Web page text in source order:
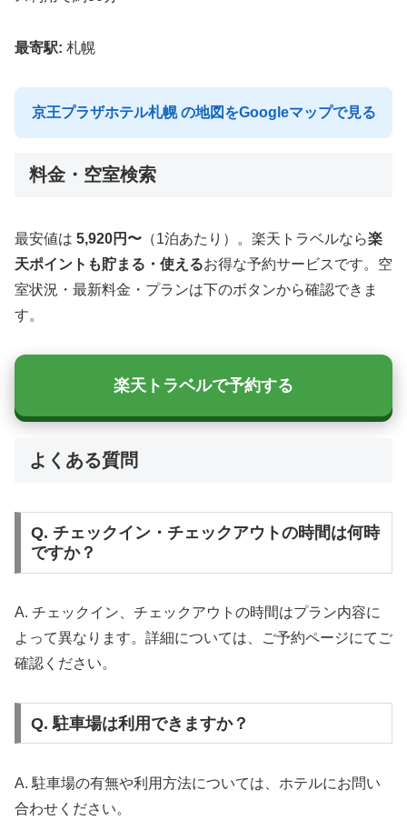
最寄駅: 札幌
京王プラザホテル札幌 の地図をGoogleマップで見る
料金・空室検索
最安値は 5,920円〜 （1泊あたり）。楽天トラベルなら楽
天ポイントも貯まる・使えるお得な予約サービスです。空
室状況・最新料金・プランは下のボタンから確認できま
す。
楽天トラベルで予約する
よくある質問
Q. チェックイン・チェックアウトの時間は何時
ですか？
A. チェックイン、チェックアウトの時間はプラン内容に
よって異なります。詳細については、ご予約ページにてご
確認ください。
Q. 駐車場は利用できますか？
A. 駐車場の有無や利用方法については、ホテルにお問い
合わせください。